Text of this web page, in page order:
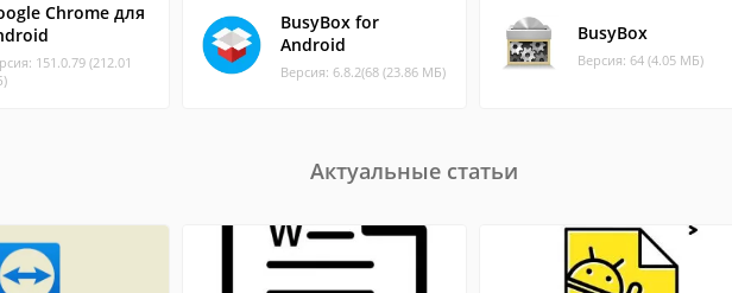
Chrome для
151.0.79 (212.01
BusyBox for
Android
Версия: 6.8.2(68 (23.86 МБ)
BusyBox
Версия: 64 (4.05 МБ)
Актуальные статьи